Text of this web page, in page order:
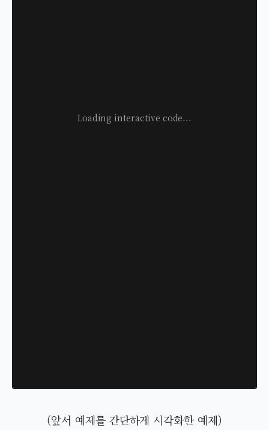
Loading interactive code...
(앞서 예제를 간단하게 시각화한 예제)